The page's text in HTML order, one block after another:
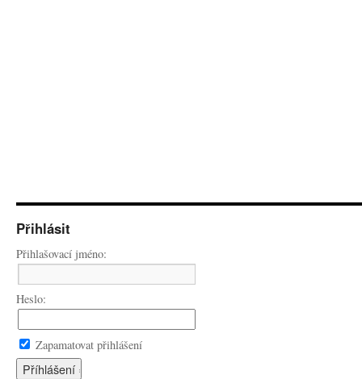
Přihlásit
Přihlašovací jméno:
Heslo:
Zapamatovat přihlášení